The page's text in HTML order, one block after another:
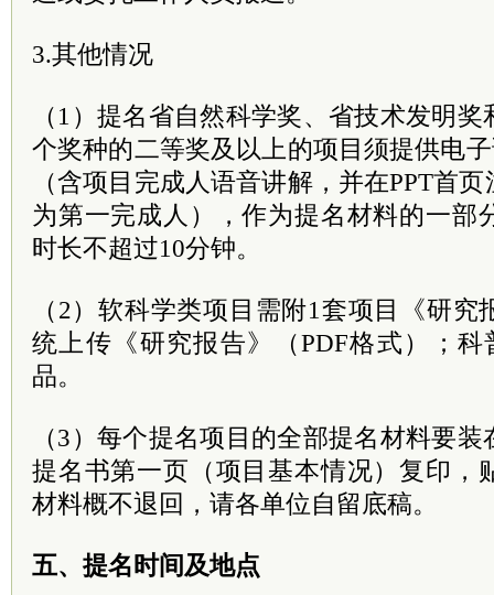
3.其他情况
（1）提名省自然科学奖、省技术发明
个奖种的二等奖及以上的项目须提供电
（含项目完成人语音讲解，并在PPT首
为第一完成人），作为提名材料的一部
时长不超过10分钟。
（2）软科学类项目需附1套项目《研
统上传《研究报告》（PDF格式）；
品。
（3）每个提名项目的全部提名材料要
提名书第一页（项目基本情况）复印，
材料概不退回，请各单位自留底稿。
五、提名时间及地点